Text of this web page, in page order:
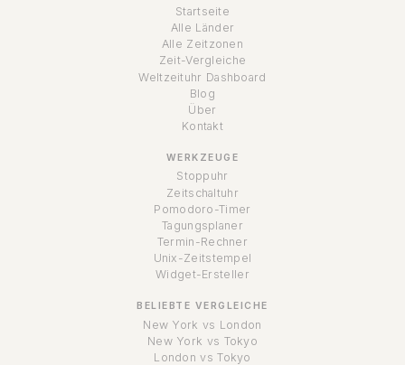
Startseite
Alle Länder
Alle Zeitzonen
Zeit-Vergleiche
Weltzeituhr Dashboard
Blog
Über
Kontakt
WERKZEUGE
Stoppuhr
Zeitschaltuhr
Pomodoro-Timer
Tagungsplaner
Termin-Rechner
Unix-Zeitstempel
Widget-Ersteller
BELIEBTE VERGLEICHE
New York vs London
New York vs Tokyo
London vs Tokyo